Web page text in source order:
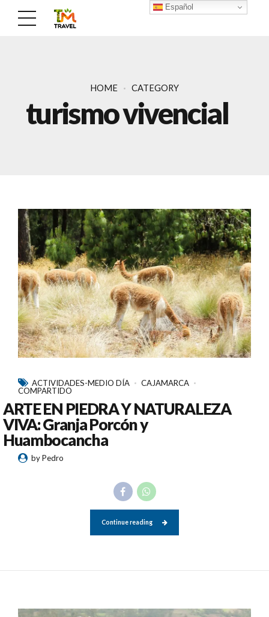
HOME CATEGORY
turismo vivencial
ACTIVIDADES-MEDIO DÍA
CAJAMARCA
COMPARTIDO
ARTE EN PIEDRA Y NATURALEZA
VIVA: Granja Porcón y
Huambocancha
by Pedro
Continue reading
Español